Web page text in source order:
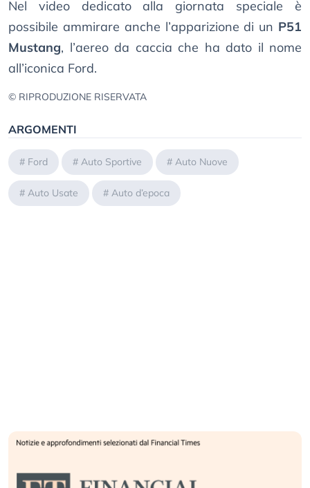
Nel video dedicato alla giornata speciale è
possibile ammirare anche l’apparizione di un P51
Mustang, l’aereo da caccia che ha dato il nome
all’iconica Ford.
© RIPRODUZIONE RISERVATA
ARGOMENTI
# Ford # Auto Sportive # Auto Nuove
# Auto Usate # Auto d’epoca